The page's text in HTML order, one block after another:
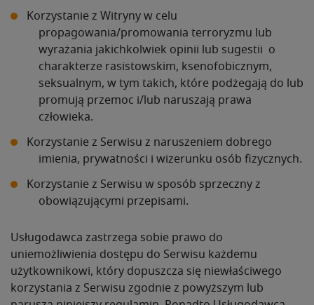
Korzystanie z Witryny w celu
propagowania/promowania terroryzmu lub
wyrażania jakichkolwiek opinii lub sugestii o
charakterze rasistowskim, ksenofobicznym,
seksualnym, w tym takich, które podżegają do lub
promują przemoc i/lub naruszają prawa
człowieka.
Korzystanie z Serwisu z naruszeniem dobrego
imienia, prywatności i wizerunku osób fizycznych.
Korzystanie z Serwisu w sposób sprzeczny z
obowiązującymi przepisami.
Usługodawca zastrzega sobie prawo do
uniemożliwienia dostępu do Serwisu każdemu
użytkownikowi, który dopuszcza się niewłaściwego
korzystania z Serwisu zgodnie z powyższym lub